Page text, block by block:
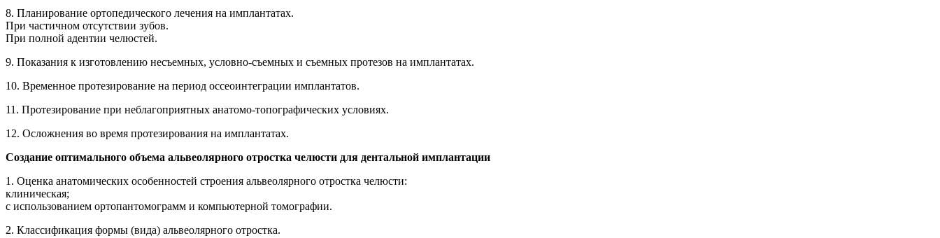
8. Планирование ортопедического лечения на имплантатах.
При частичном отсутствии зубов.
При полной адентии челюстей.
9. Показания к изготовлению несъемных, условно-съемных и съемных протезов на имплантатах.
10. Временное протезирование на период оссеоинтеграции имплантатов.
11. Протезирование при неблагоприятных анатомо-топографических условиях.
12. Осложнения во время протезирования на имплантатах.
Создание оптимального объема альвеолярного отростка челюсти для дентальной имплантации
1. Оценка анатомических особенностей строения альвеолярного отростка челюсти:
клиническая;
с использованием ортопантомограмм и компьютерной томографии.
2. Классификация формы (вида) альвеолярного отростка.